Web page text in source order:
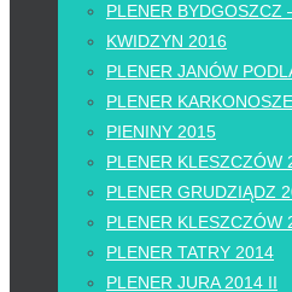
PLENER BYDGOSZCZ
KWIDZYN 2016
PLENER JANÓW
PLENER
PIENINY 2015
PLENER KLESZCZÓW
PLENER GRUDZIĄDZ
PLENER KLESZCZÓW
PLENER TATRY 2014
PLENER JURA 2014 II